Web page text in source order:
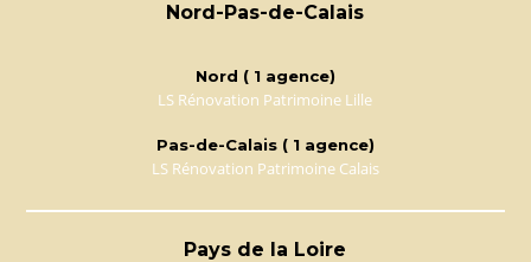
Nord-Pas-de-Calais
Nord ( 1 agence)
LS Rénovation Patrimoine Lille
Pas-de-Calais ( 1 agence)
LS Rénovation Patrimoine Calais
Pays de la Loire